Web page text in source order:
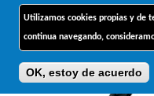
Utilizamos cookies propias y de
continua navegando,
OK, estoy de acuerdo